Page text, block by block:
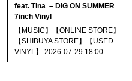
feat. Tina – DIG ON SUMMER
7inch Vinyl
【MUSIC】
【ONLINE STORE】
【SHIBUYA STORE】
【USED
VINYL】
2026-07-29 18:00